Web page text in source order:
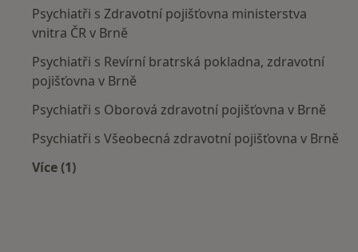
Psychiatři s Zdravotní pojišťovna ministerstva
vnitra ČR v Brně
Psychiatři s Revírní bratrská pokladna, zdravotní
pojišťovna v Brně
Psychiatři s Oborová zdravotní pojišťovna v Brně
Psychiatři s Všeobecná zdravotní pojišťovna v Brně
Více (1)